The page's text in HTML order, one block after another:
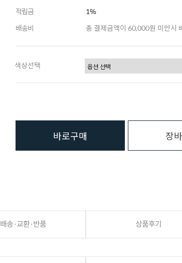
적립금
1%
배송비
총 결제금액이 60,000원 미만시
색상선택
바로구매 장
배송·교환·반품 상품후기